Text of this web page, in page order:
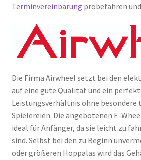
Terminvereinbarung probefahren
Die Firma Airwheel setzt bei den
auf eine gute Qualität und ein
Leistungsverhältnis ohne besondere
Spielereien. Die angebotenen E-
ideal für Anfänger, da sie leicht zu
sind. Selbst bei den zu Beginn
oder größeren Hoppalas wird das